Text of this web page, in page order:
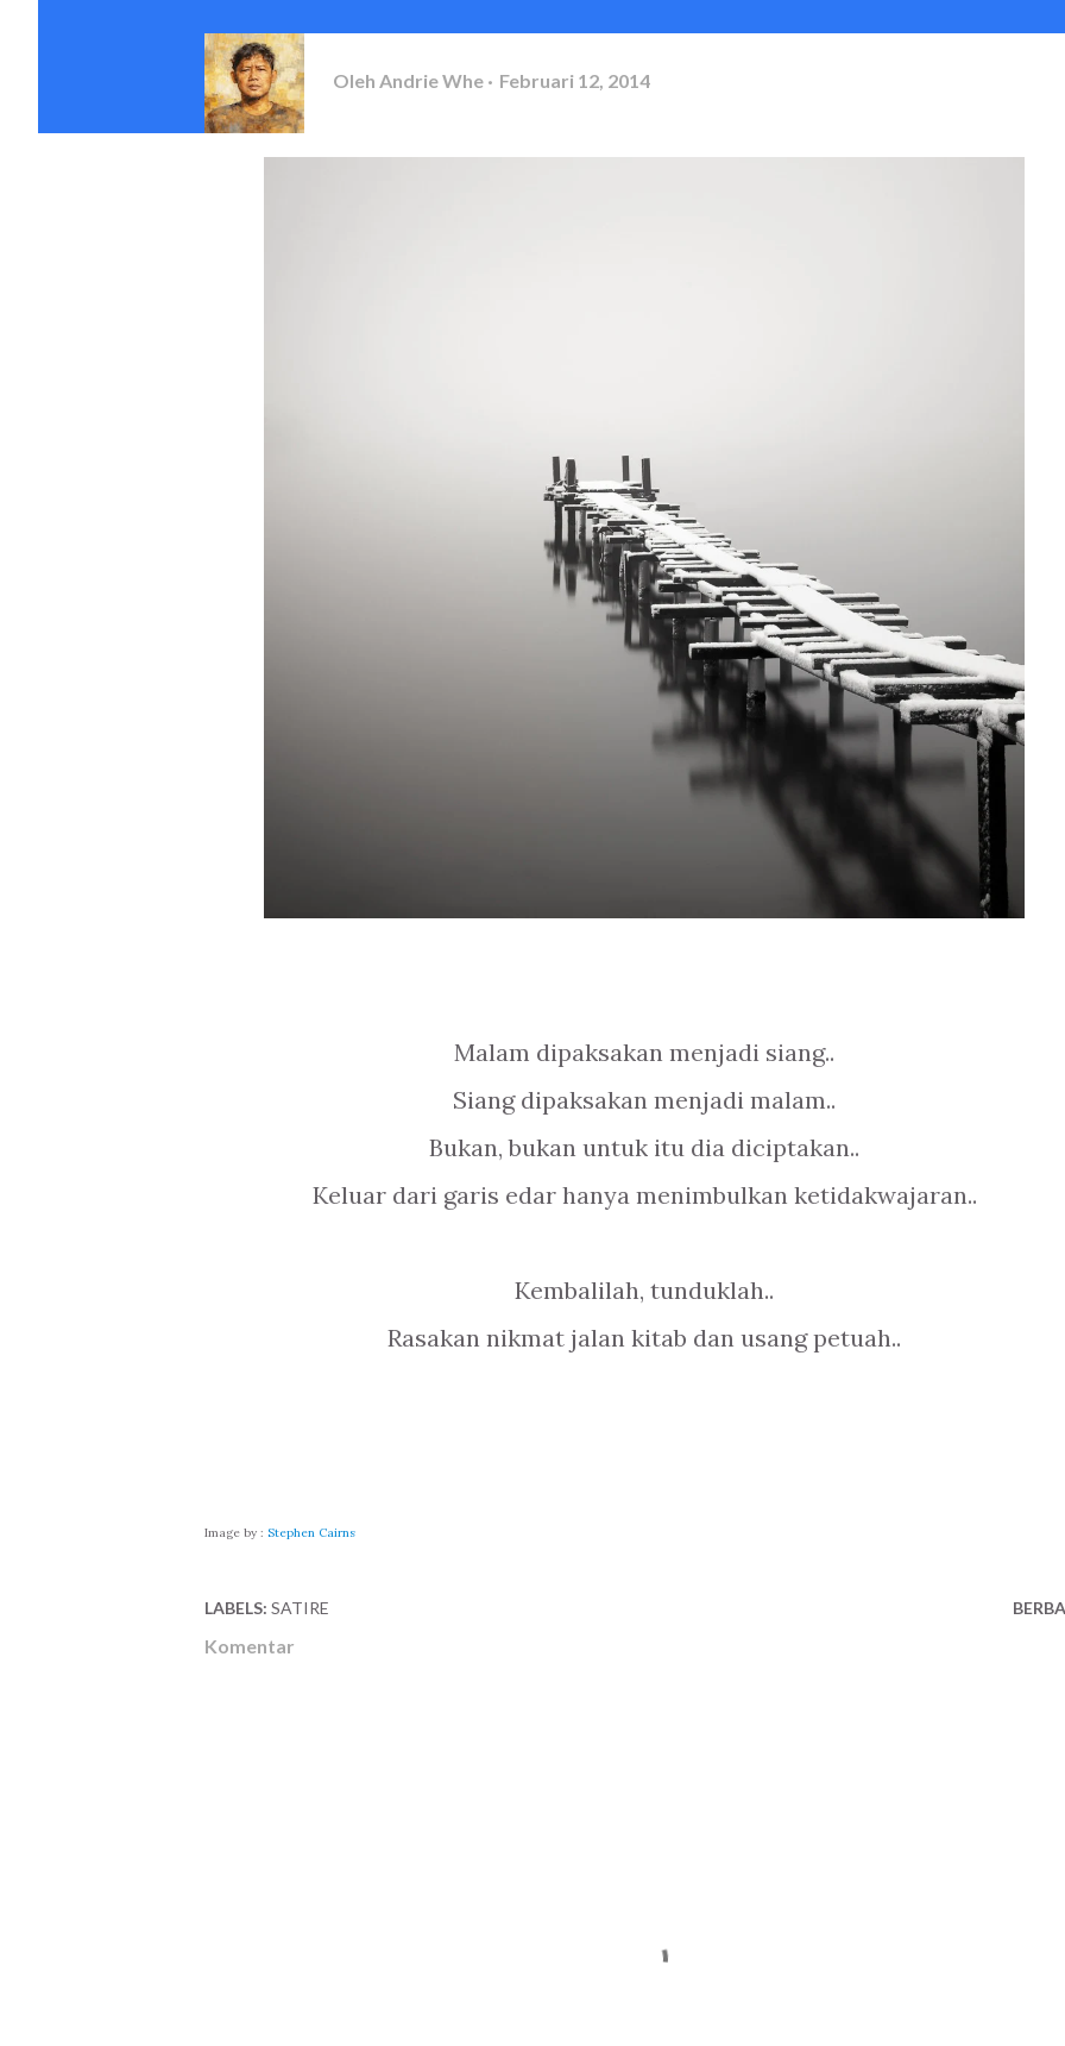
Oleh Andrie Whe Februari 12, 2014
Malam dipaksakan menjadi siang..
Siang dipaksakan menjadi malam..
Bukan, bukan untuk itu dia diciptakan..
Keluar dari garis edar hanya menimbulkan ketidakwajaran..
Kembalilah, tunduklah..
Rasakan nikmat jalan kitab dan usang petuah..
Image by : Stephen Cairns
LABELS: SATIRE
Komentar